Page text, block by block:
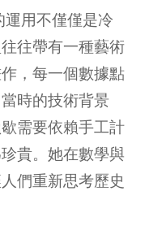
運用不僅僅是冷
往帶有一種藝術
，每一個數據點
時的技術背景
需要依賴手工計
貴。她在數學與
們重新思考歷史